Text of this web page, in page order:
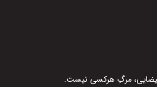
مرگِ هرکسی نیست.